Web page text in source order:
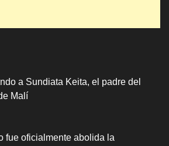
a Sundiata Keita, el padre del
Malí
fue oficialmente abolida la